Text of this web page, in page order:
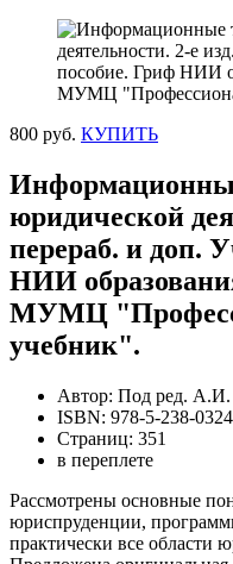
800 руб. КУПИТЬ
юридической
перераб. и доп.
НИИ
МУМЦ
учебник".
Автор: Под ред. А.И.
ISBN: 978-5-238-
Страниц: 351
в переплете
Рассмотрены основные
юриспруденции,
практически все области